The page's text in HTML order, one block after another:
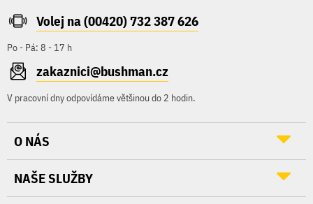
Volej na (00420) 732 387 626
Po - Pá: 8 - 17 h
zakaznici@bushman.cz
V pracovní dny odpovídáme většinou do 2 hodin.
O NÁS
NAŠE SLUŽBY